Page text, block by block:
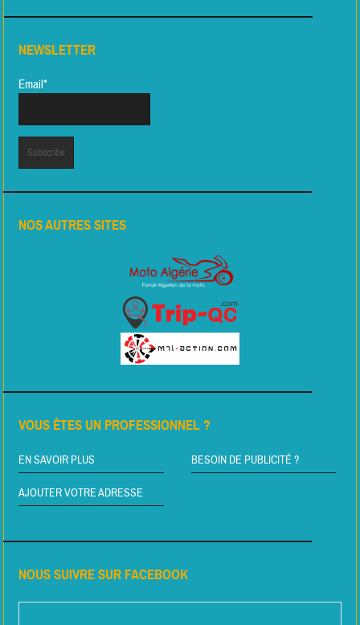
NEWSLETTER
Email*
NOS AUTRES SITES
VOUS ÊTES UN PROFESSIONNEL ?
EN SAVOIR PLUS BESOIN DE PUBLICITÉ ?
AJOUTER VOTRE ADRESSE
NOUS SUIVRE SUR FACEBOOK